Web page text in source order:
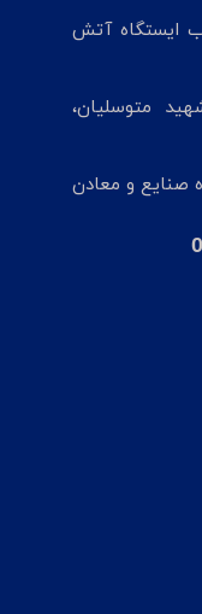
ایستگاه آتش
متوسلیان،
صنایع و معادن